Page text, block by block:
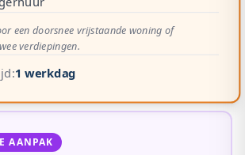
een doorsnee vrijstaande woning of
verdiepingen.
1 werkdag
AANPAK